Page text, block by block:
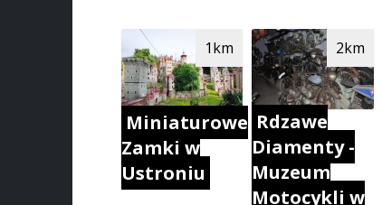
Miniaturowe
Zamki w
Ustroniu
1km
Rdzawe
Diamenty -
Muzeum
Motocykli w
2km